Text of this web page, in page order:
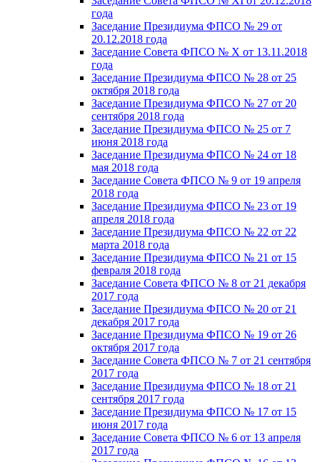
года
Заседание Президиума ФПСО № 29 от
20.12.2018 года
Заседание Совета ФПСО № X от 13.11.2018
года
Заседание Президиума ФПСО № 28 от 25
октября 2018 года
Заседание Президиума ФПСО № 27 от 20
сентября 2018 года
Заседание Президиума ФПСО № 25 от 7
июня 2018 года
Заседание Президиума ФПСО № 24 от 18
мая 2018 года
Заседание Совета ФПСО № 9 от 19 апреля
2018 года
Заседание Президиума ФПСО № 23 от 19
апреля 2018 года
Заседание Президиума ФПСО № 22 от 22
марта 2018 года
Заседание Президиума ФПСО № 21 от 15
февраля 2018 года
Заседание Совета ФПСО № 8 от 21 декабря
2017 года
Заседание Президиума ФПСО № 20 от 21
декабря 2017 года
Заседание Президиума ФПСО № 19 от 26
октября 2017 года
Заседание Совета ФПСО № 7 от 21 сентября
2017 года
Заседание Президиума ФПСО № 18 от 21
сентября 2017 года
Заседание Президиума ФПСО № 17 от 15
июня 2017 года
Заседание Совета ФПСО № 6 от 13 апреля
2017 года